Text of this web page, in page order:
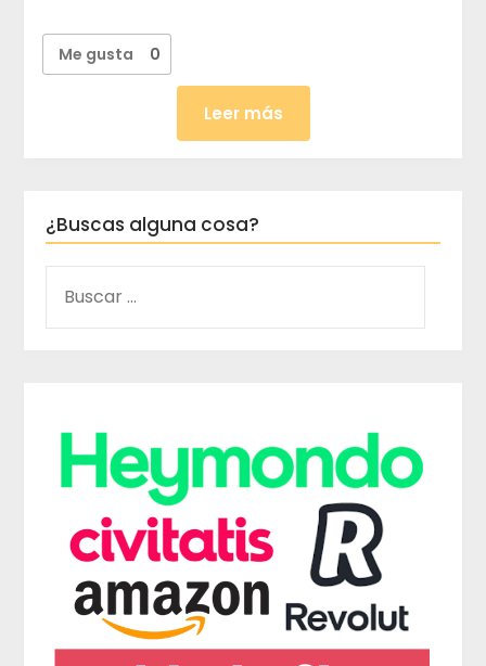
Me gusta 0
Leer más
¿Buscas alguna cosa?